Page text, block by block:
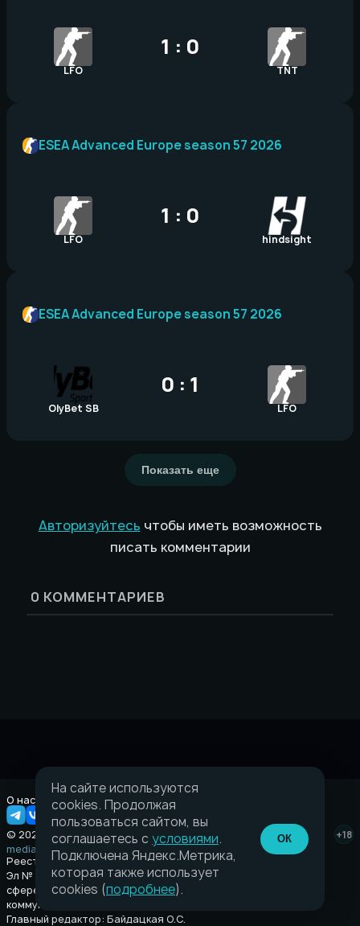
LFO
1 : 0
TNT
LFO
1 : 0
hindsight
ESEA Advanced Europe season 57 2026
OlyBet SB
0 : 1
LFO
ESEA Advanced Europe season 57 2026
Показать еще
Авторизуйтесь чтобы иметь возможность
писать комментарии
0 КОММЕНТАРИЕВ
О нас Правовая информация
© 2026 Taverna.gg
+18
media@taverna.gg
Реестровая запись:
Эл № ФС77-89710 выдано Федеральной службой по надзору в
сфере связи, информационных технологий и массовых
коммуникаций (Роскомнадзор) от 08 июля 2025.
Главный редактор: Байдацкая О.С.
На сайте используются
cookies. Продолжая
пользоваться сайтом, вы
соглашаетесь с условиями.
Подключена Яндекс.Метрика,
которая также использует
cookies (подробнее).
ОК